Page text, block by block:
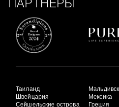
ПАРТНЕРЫ
Таиланд
Швейцария
Сейшельские острова
Мексика
Греция